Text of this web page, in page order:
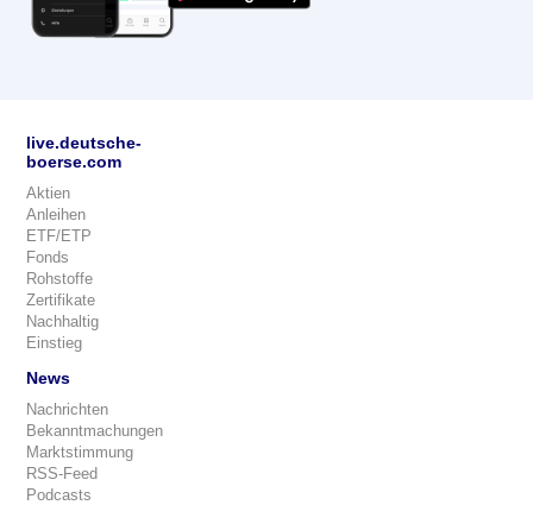
live.deutsche-
boerse.com
Aktien
Anleihen
ETF/ETP
Fonds
Rohstoffe
Zertifikate
Nachhaltig
Einstieg
News
Nachrichten
Bekanntmachungen
Marktstimmung
RSS-Feed
Podcasts